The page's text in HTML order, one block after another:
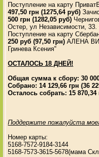
Поступление на карту
497,50 грн (1275,64 руб)
500 грн (1282,05 руб)
Остер, ул Независимости,
Поступление на карту
250 руб (97,50 грн) АЛЕНА
Гринева Ксения"
ОСТАЛОСЬ 18 ДНЕЙ!
Общая сумма к сбору: 30
Собрано: 14 129,66 грн (36
Осталось собрать: 15 870,34
Поддержите пожалуйста
Номер карты:
5168-7572-9184-3144
5168-7573-3615-5678(мама